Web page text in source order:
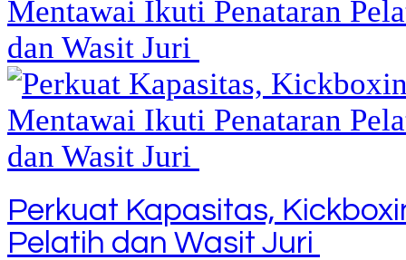
Perkuat Kapasitas,
Pelatih dan Wasit Juri